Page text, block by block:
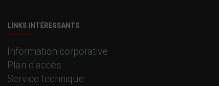
LINKS INTÉRESSANTS
Information corporative
Plan d'accès
Service technique